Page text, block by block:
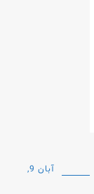
آبان 9,